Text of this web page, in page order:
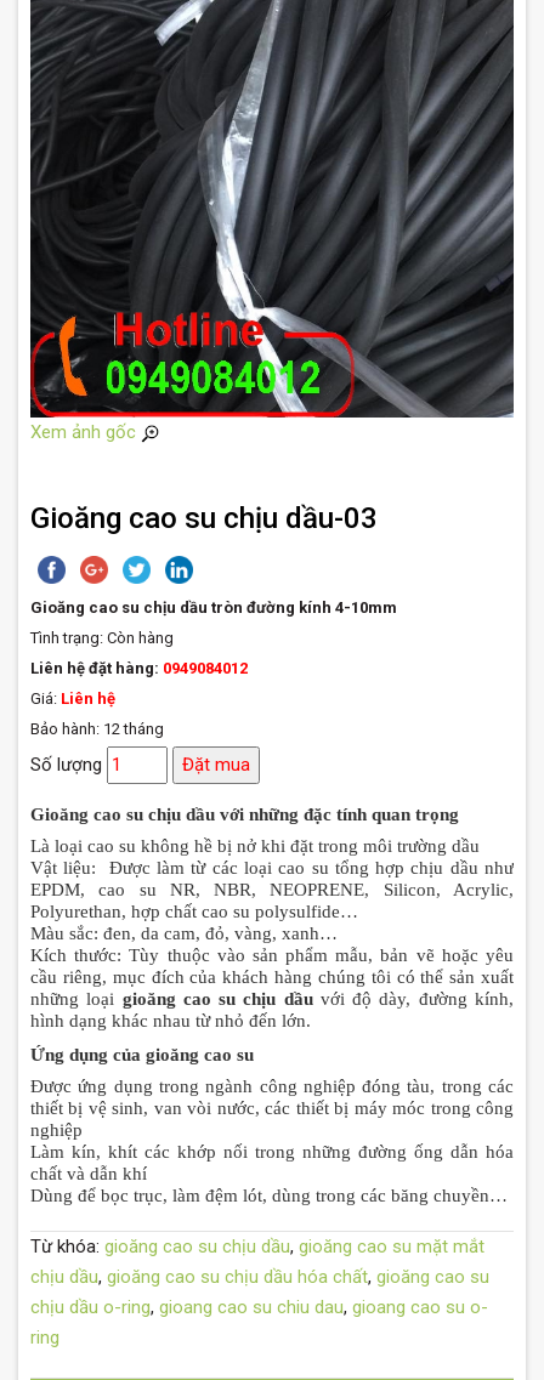
Xem ảnh gốc
Gioăng cao su chịu dầu-03
Gioăng cao su chịu dầu tròn đường kính 4-10mm
Tình trạng: Còn hàng
Liên hệ đặt hàng: 0949084012
Giá: Liên hệ
Bảo hành: 12 tháng
Số lượng Đặt mua
Gioăng cao su chịu dầu với những đặc tính quan trọng
Là loại cao su không hề bị nở khi đặt trong môi trường dầu
Vật liệu: Được làm từ các loại cao su tổng hợp chịu dầu như
EPDM, cao su NR, NBR, NEOPRENE, Silicon, Acrylic,
Polyurethan, hợp chất cao su polysulfide…
Màu sắc: đen, da cam, đỏ, vàng, xanh…
Kích thước: Tùy thuộc vào sản phẩm mẫu, bản vẽ hoặc yêu
cầu riêng, mục đích của khách hàng chúng tôi có thể sản xuất
những loại gioăng cao su chịu dầuvới độ dày, đường kính,
hình dạng khác nhau từ nhỏ đến lớn.
Ứng dụng của gioăng cao su
Được ứng dụng trong ngành công nghiệp đóng tàu, trong các
thiết bị vệ sinh, van vòi nước, các thiết bị máy móc trong công
nghiệp
Làm kín, khít các khớp nối trong những đường ống dẫn hóa
chất và dẫn khí
Dùng để bọc trục, làm đệm lót, dùng trong các băng chuyền…
Từ khóa: gioăng cao su chịu dầu, gioăng cao su mặt mắt
chịu dầu, gioăng cao su chịu dầu hóa chất, gioăng cao su
chịu dầu o-ring, gioang cao su chiu dau, gioang cao su o-
ring